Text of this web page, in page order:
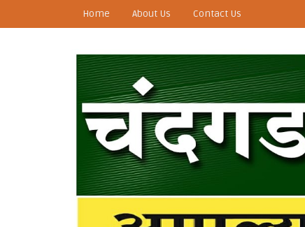
Home About Us Contact Us